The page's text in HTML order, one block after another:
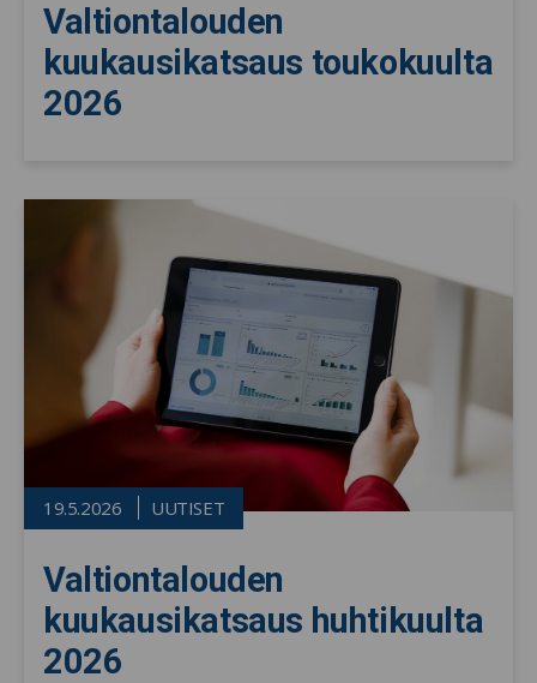
Valtiontalouden
kuukausikatsaus toukokuulta
2026
19.5.2026 UUTISET
Valtiontalouden
kuukausikatsaus huhtikuulta
2026